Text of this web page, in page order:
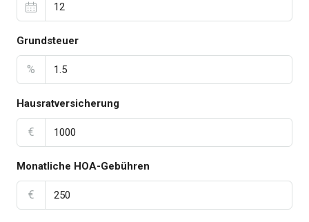
Grundsteuer
%
Hausratversicherung
€
Monatliche HOA-Gebühren
€